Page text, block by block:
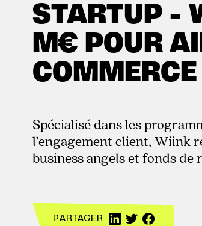
STARTUP -
M€ POUR
Spécialisé dans les
l’engagement client, Wiink
business angels et fonds de
PARTAGER